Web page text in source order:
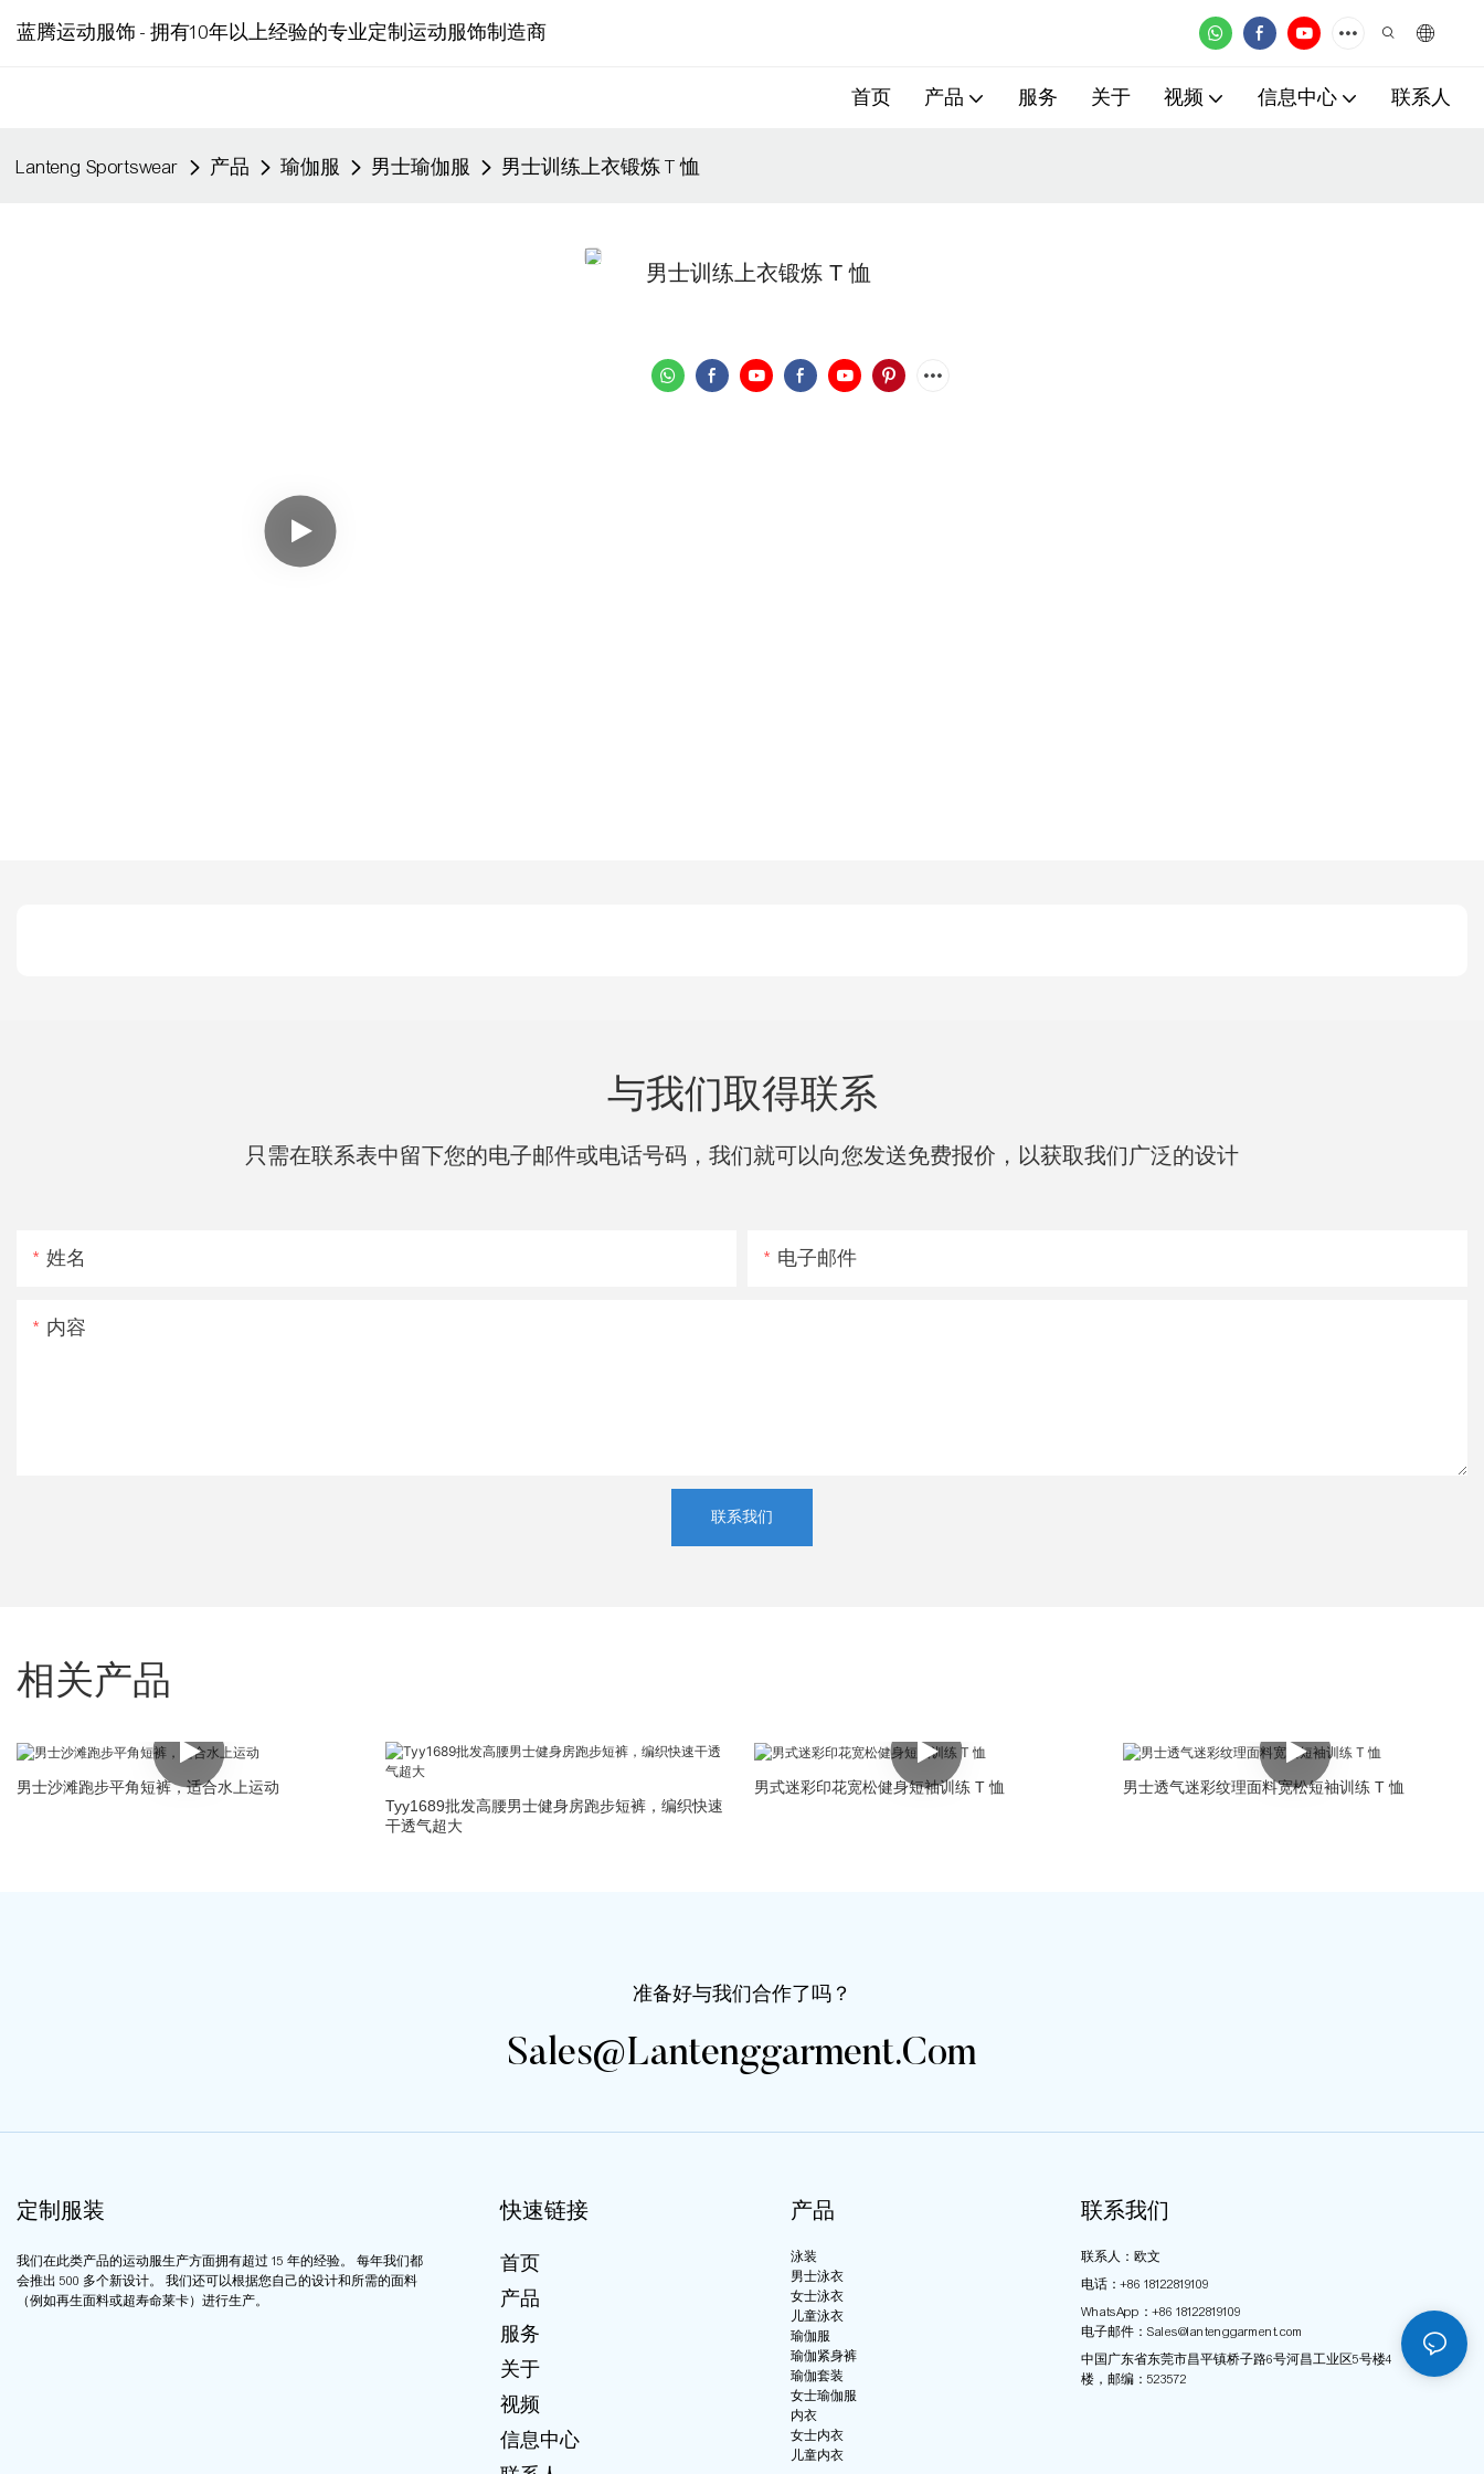
蓝腾运动服饰 - 拥有10年以上经验的专业定制运动服饰制造商
首页 产品 服务 关于 视频 信息中心 联系人
Lanteng Sportswear 产品 瑜伽服 男士瑜伽服 男士训练上衣锻炼 T 恤
男士训练上衣锻炼 T 恤
与我们取得联系
只需在联系表中留下您的电子邮件或电话号码，我们就可以向您发送免费报价，以获取我们广泛的设计
姓名 电子邮件
内容
联系我们
相关产品
男士沙滩跑步平角短裤，适合水上运动
Tyy1689批发高腰男士健身房跑步短裤，编织快速
干透气超大
男式迷彩印花宽松健身短袖训练 T 恤 男士透气迷彩纹理面料宽松短袖训练 T 恤
准备好与我们合作了吗？
Sales@lantenggarment.com
定制服装
我们在此类产品的运动服生产方面拥有超过 15 年的经验。 每年我们都
会推出 500 多个新设计。 我们还可以根据您自己的设计和所需的面料
（例如再生面料或超寿命莱卡）进行生产。
快速链接
首页
产品
服务
关于
视频
信息中心
产品
泳装
男士泳衣
女士泳衣
儿童泳衣
瑜伽服
瑜伽紧身裤
瑜伽套装
女士瑜伽服
内衣
女士内衣
儿童内衣
联系我们
联系人：欧文
电话：+86 18122819109
WhatsApp：+86 18122819109
电子邮件： Sales@lantenggarment.com
中国广东省东莞市昌平镇桥子路6号河昌工业区5号楼4
楼，邮编：523572